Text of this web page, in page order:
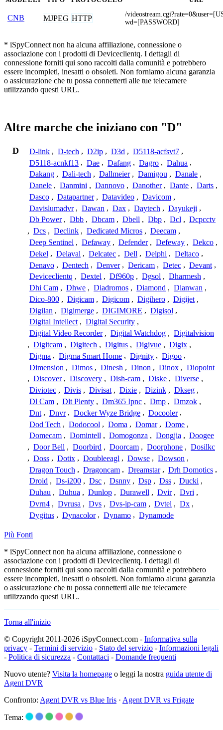
CNB MJPEG HTTP
/
wd=[PASSWORD]
* iSpyConnect non ha alcuna affiliazione, connessione o
associazione con i prodotti di Deviceclientq. I dettagli di
connessione forniti qui sono raccolti dalla comunità e potrebbero
essere incompleti, inesatti o obsoleti. Non forniamo alcuna garanzia
o assicurazione che tu possa connetterti alle tue telecamere
utilizzando questi URL.
Altre marche che iniziano con "D"
D D-link , D-tech , D2ip , D3d , D5118-acfsvt7 ,
D5118-acnkf13 , Dae , Dafang , Dagro , Dahua ,
Dakang , Dali-tech , Dallmeier , Damigou , Danale ,
Danele , Danmini , Dannovo , Danother , Dante , Darts ,
Dasco , Datapartner , Datavideo , Davicom ,
Davislumadvr , Dawan , Dax , Daytech , Dayukeji ,
Db Power , Dbb , Dbcam , Dbell , Dbp , Dcl , Dcpcctv
, Dcs , Declink , Dedicated Micros , Deecam ,
Deep Sentinel , Defaway , Defender , Defeway , Dekco ,
Dekel , Delaval , Delcatec , Dell , Delphi , Deltaco ,
Denavo , Dentech , Denver , Dericam , Detec , Devant ,
Deviceclientq , Dextel , Df960p , Dgsol , Dharmesh ,
Dhi Cam , Dhwe , Diadromos , Diamond , Dianwan ,
Dico-800 , Digicam , Digicom , Digihero , Digijet ,
Digilan , Digimerge , DIGIMORE , Digisol ,
Digital Intellect , Digital Security ,
Digital Video Recorder , Digital Watchdog , Digitalvision
, Digitcam , Digitech , Digitus , Digivue , Digix ,
Digma , Digma Smart Home , Dignity , Digoo ,
Dimension , Dimos , Dinesh , Dinon , Dinox , Diopoint
, Discover , Discovery , Dish-cam , Diske , Diverse ,
Diviotec , Divis , Divisat , Dixie , Dizink , Dkseg ,
Dl Cam , Dlt Plenty , Dm365 Ipnc , Dmp , Dmzok ,
Dnt , Dnvr , Docker Wyze Bridge , Docooler ,
Dod Tech , Dodocool , Doma , Domar , Dome ,
Domecam , Domintell , Domogonza , Dongjia , Doogee
, Door Bell , Doorbird , Doorcam , Doorphone , Dosilkc
, Doss , Dotix , Doubleeagl , Dowse , Dowson ,
Dragon Touch , Dragoncam , Dreamstar , Drh Domotics ,
Droid , Ds-i200 , Dsc , Dsnny , Dsp , Dss , Ducki ,
Duhau , Duhua , Dunlop , Durawell , Dvir , Dvri ,
Dvrn4 , Dvrusa , Dvs , Dvs-ip-cam , Dvtel , Dx ,
Dygitus , Dynacolor , Dynamo , Dynamode
Più Fonti
* iSpyConnect non ha alcuna affiliazione, connessione o
associazione con i prodotti di Deviceclientq. I dettagli di
connessione forniti qui sono raccolti dalla comunità e potrebbero
essere incompleti, inesatti o obsoleti. Non forniamo alcuna garanzia
o assicurazione che tu possa connetterti alle tue telecamere
utilizzando questi URL.
Torna all'inizio
© Copyright 2011-2026 iSpyConnect.com - Informativa sulla
privacy - Termini di servizio - Stato del servizio - Informazioni legali
- Politica di sicurezza - Contattaci - Domande frequenti
Nuovo utente? Visita la homepage o leggi la nostra guida utente di
Agent DVR
Confronto: Agent DVR vs Blue Iris · Agent DVR vs Frigate
Tema: